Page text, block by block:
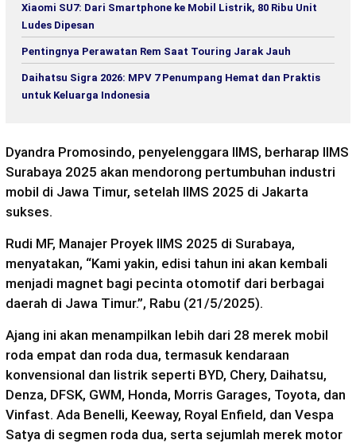
Xiaomi SU7: Dari Smartphone ke Mobil Listrik, 80 Ribu Unit
Ludes Dipesan
Pentingnya Perawatan Rem Saat Touring Jarak Jauh
Daihatsu Sigra 2026: MPV 7 Penumpang Hemat dan Praktis
untuk Keluarga Indonesia
Dyandra Promosindo, penyelenggara IIMS, berharap IIMS
Surabaya 2025 akan mendorong pertumbuhan industri
mobil di Jawa Timur, setelah IIMS 2025 di Jakarta
sukses.
Rudi MF, Manajer Proyek IIMS 2025 di Surabaya,
menyatakan, “Kami yakin, edisi tahun ini akan kembali
menjadi magnet bagi pecinta otomotif dari berbagai
daerah di Jawa Timur.”, Rabu (21/5/2025).
Ajang ini akan menampilkan lebih dari 28 merek mobil
roda empat dan roda dua, termasuk kendaraan
konvensional dan listrik seperti BYD, Chery, Daihatsu,
Denza, DFSK, GWM, Honda, Morris Garages, Toyota, dan
Vinfast. Ada Benelli, Keeway, Royal Enfield, dan Vespa
Satya di segmen roda dua, serta sejumlah merek motor